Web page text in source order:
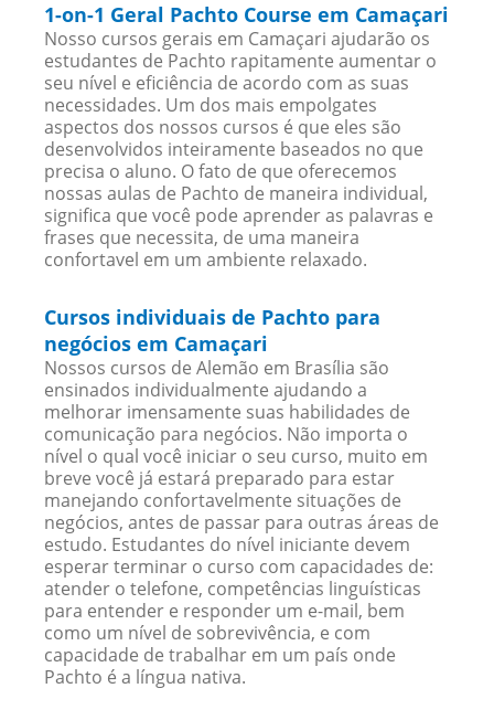
1-on-1 Geral Pachto Course em Camaçari
Nosso cursos gerais em Camaçari ajudarão os
estudantes de Pachto rapitamente aumentar o
seu nível e eficiência de acordo com as suas
necessidades. Um dos mais empolgates
aspectos dos nossos cursos é que eles são
desenvolvidos inteiramente baseados no que
precisa o aluno. O fato de que oferecemos
nossas aulas de Pachto de maneira individual,
significa que você pode aprender as palavras e
frases que necessita, de uma maneira
confortavel em um ambiente relaxado.
Cursos individuais de Pachto para
negócios em Camaçari
Nossos cursos de Alemão em Brasília são
ensinados individualmente ajudando a
melhorar imensamente suas habilidades de
comunicação para negócios. Não importa o
nível o qual você iniciar o seu curso, muito em
breve você já estará preparado para estar
manejando confortavelmente situações de
negócios, antes de passar para outras áreas de
estudo. Estudantes do nível iniciante devem
esperar terminar o curso com capacidades de:
atender o telefone, competências linguísticas
para entender e responder um e-mail, bem
como um nível de sobrevivência, e com
capacidade de trabalhar em um país onde
Pachto é a língua nativa.